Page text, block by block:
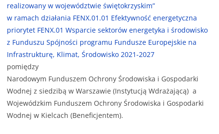
realizowany w województwie świętokrzyskim”
w ramach działania FENX.01.01 Efektywność energetyczna
priorytet FENX.01 Wsparcie sektorów energetyka i środowisko
z Funduszu Spójności programu Fundusze Europejskie na
Infrastrukturę, Klimat, Środowisko 2021-2027
pomiędzy
Narodowym Funduszem Ochrony Środowiska i Gospodarki
Wodnej z siedzibą w Warszawie (Instytucją Wdrażającą) a
Wojewódzkim Funduszem Ochrony Środowiska i Gospodarki
Wodnej w Kielcach (Beneficjentem).